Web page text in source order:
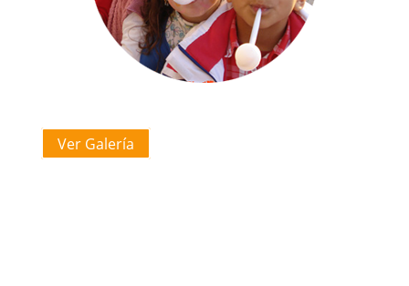
Ver Galería